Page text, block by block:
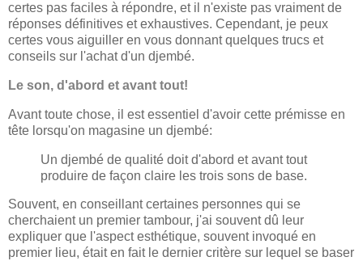
certes pas faciles à répondre, et il n'existe pas vraiment de
réponses définitives et exhaustives. Cependant, je peux
certes vous aiguiller en vous donnant quelques trucs et
conseils sur l'achat d'un djembé.
Le son, d'abord et avant tout!
Avant toute chose, il est essentiel d'avoir cette prémisse en
tête lorsqu'on magasine un djembé:
Un djembé de qualité doit d'abord et avant tout
produire de façon claire les trois sons de base.
Souvent, en conseillant certaines personnes qui se
cherchaient un premier tambour, j'ai souvent dû leur
expliquer que l'aspect esthétique, souvent invoqué en
premier lieu, était en fait le dernier critère sur lequel se baser